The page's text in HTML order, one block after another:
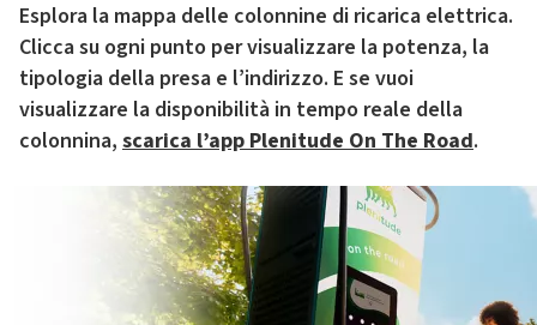
Esplora la mappa delle colonnine di ricarica elettrica.
Clicca su ogni punto per visualizzare la potenza, la
tipologia della presa e l’indirizzo. E se vuoi
visualizzare la disponibilità in tempo reale della
colonnina, scarica l’app Plenitude On The Road.